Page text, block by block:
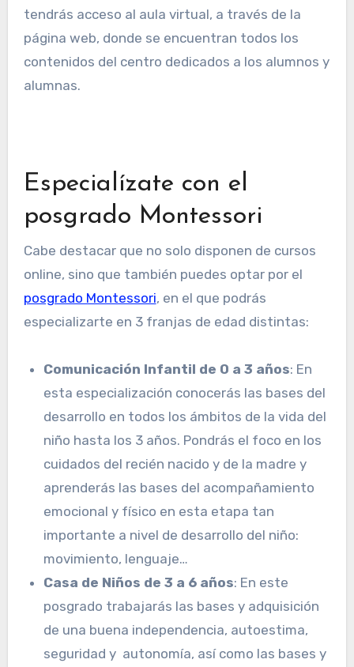
tendrás acceso al aula virtual, a través de la
página web, donde se encuentran todos los
contenidos del centro dedicados a los alumnos y
alumnas.
Especialízate con el
posgrado Montessori
Cabe destacar que no solo disponen de cursos
online, sino que también puedes optar por el
posgrado Montessori, en el que podrás
especializarte en 3 franjas de edad distintas:
Comunicación Infantil de 0 a 3 años: En
esta especialización conocerás las bases del
desarrollo en todos los ámbitos de la vida del
niño hasta los 3 años. Pondrás el foco en los
cuidados del recién nacido y de la madre y
aprenderás las bases del acompañamiento
emocional y físico en esta etapa tan
importante a nivel de desarrollo del niño:
movimiento, lenguaje…
Casa de Niños de 3 a 6 años: En este
posgrado trabajarás las bases y adquisición
de una buena independencia, autoestima,
seguridad y autonomía, así como las bases y